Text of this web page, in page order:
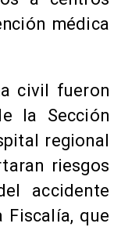
médica
civil fueron
la Sección
regional
riesgos
accidente
Fiscalía, que